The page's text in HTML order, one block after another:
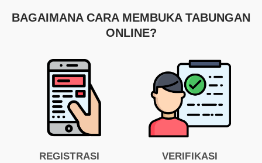
BAGAIMANA CARA MEMBUKA TABUNGAN
ONLINE?
REGISTRASI VERIFIKASI